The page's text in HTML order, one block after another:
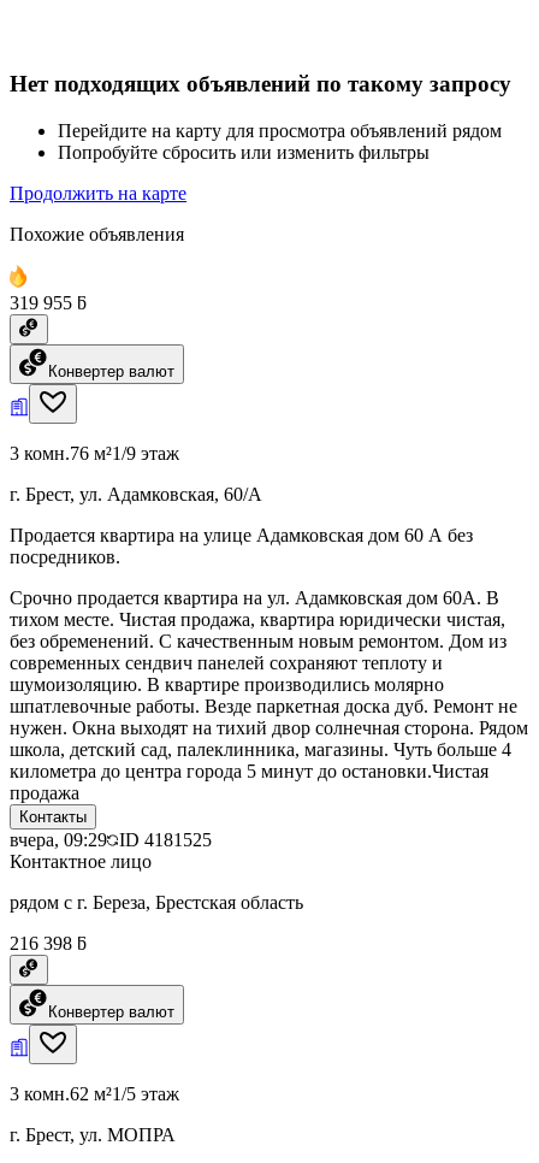
Нет подходящих объявлений по такому запросу
Перейдите на карту для просмотра объявлений рядом
Попробуйте сбросить или изменить фильтры
Продолжить на карте
Похожие объявления
319 955 ƃ
Конвертер валют
3 комн.76 м²1/9 этаж
г. Брест, ул. Адамковская, 60/А
Продается квартира на улице Адамковская дом 60 А без
посредников.
Срочно продается квартира на ул. Адамковская дом 60А. В
тихом месте. Чистая продажа, квартира юридически чистая,
без обременений. С качественным новым ремонтом. Дом из
современных сендвич панелей сохраняют теплоту и
шумоизоляцию. В квартире производились молярно
шпатлевочные работы. Везде паркетная доска дуб. Ремонт не
нужен. Окна выходят на тихий двор солнечная сторона. Рядом
школа, детский сад, палеклинника, магазины. Чуть больше 4
километра до центра города 5 минут до остановки.Чистая
продажа
Контакты
вчера, 09:29 ID 4181525
Контактное лицо
рядом с г. Береза, Брестская область
216 398 ƃ
Конвертер валют
3 комн.62 м²1/5 этаж
г. Брест, ул. МОПРА